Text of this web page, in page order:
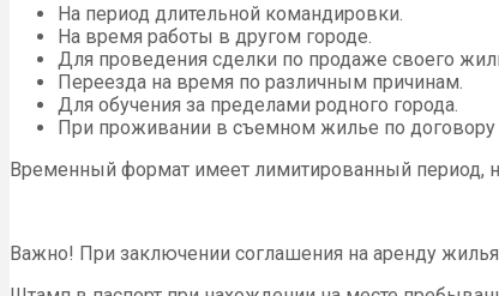
На период длительной командировки.
На время работы в другом городе.
Для проведения сделки по продаже своего
Переезда на время по различным причинам.
Для обучения за пределами родного города.
При проживании в съемном жилье по договору
Временный формат имеет лимитированный период,
Важно! При заключении соглашения на аренду